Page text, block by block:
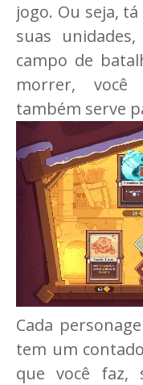
jogo. Ou seja,
suas
campo de
morrer, você
também serve
Cada
tem um
que você faz,